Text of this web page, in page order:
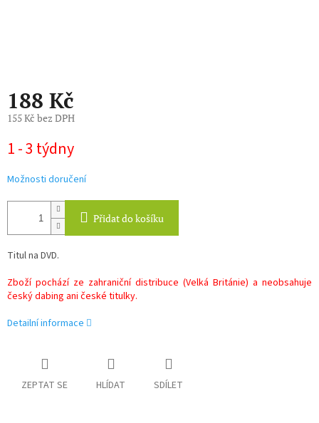
188 Kč
155 Kč bez DPH
cena:
1 - 3 týdny
Možnosti doručení
Přidat do košíku
Titul na DVD.
Zboží pochází ze zahraniční distribuce (Velká Británie) a neobsahuje
český dabing ani české titulky.
Detailní informace
ZEPTAT SE HLÍDAT SDÍLET